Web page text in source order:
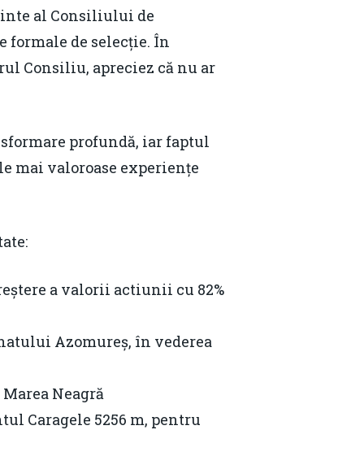
al Consiliului de
formale de selecție. În
Consiliu, apreciez că nu ar
profundă, iar faptul
mai valoroase experiențe
a valorii actiunii cu 82%
Azomureș, în vederea
Neagră
Caragele 5256 m, pentru